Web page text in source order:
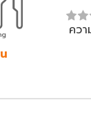
คว